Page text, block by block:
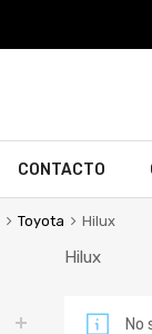
CONTACTO
Toyota Hilux
Hilux
No